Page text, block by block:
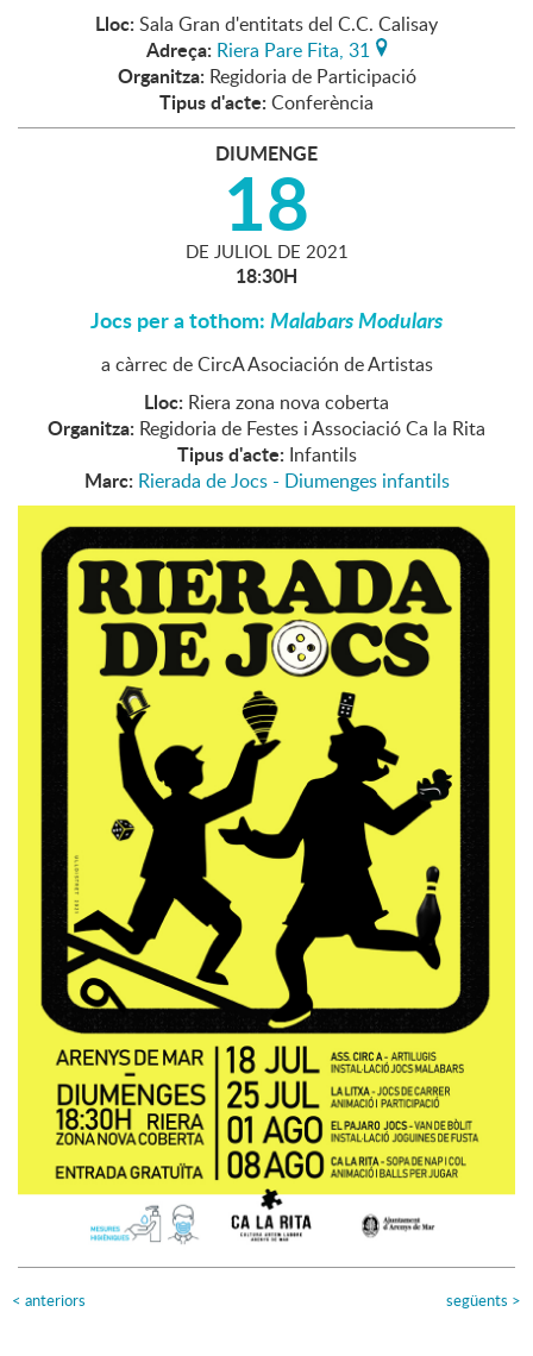
Lloc: Sala Gran d'entitats del C.C. Calisay
Adreça: Riera Pare Fita, 31
Organitza: Regidoria de Participació
Tipus d'acte: Conferència
DIUMENGE
18
DE JULIOL DE 2021
18:30H
Jocs per a tothom:Malabars Modulars
a càrrec de CircA Asociación de Artistas
Lloc: Riera zona nova coberta
Organitza: Regidoria de Festes i Associació Ca la Rita
Tipus d'acte: Infantils
Marc: Rierada de Jocs - Diumenges infantils
< anteriors següents >